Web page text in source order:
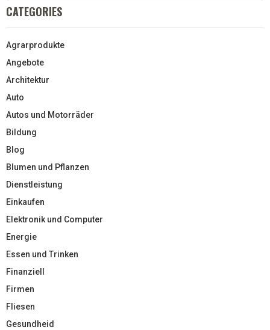
CATEGORIES
Agrarprodukte
Angebote
Architektur
Auto
Autos und Motorräder
Bildung
Blog
Blumen und Pflanzen
Dienstleistung
Einkaufen
Elektronik und Computer
Energie
Essen und Trinken
Finanziell
Firmen
Fliesen
Gesundheid